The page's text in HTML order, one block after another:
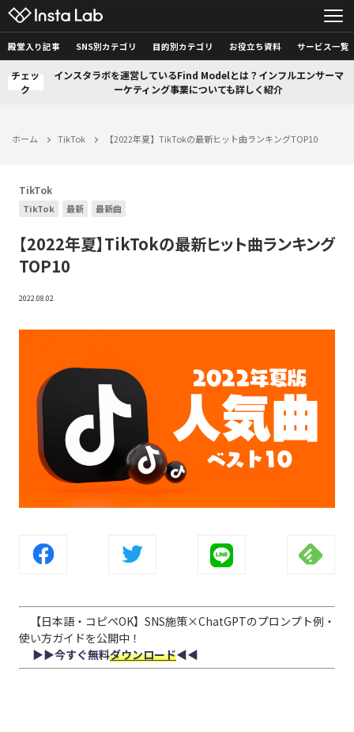
殿堂入り記事 SNS別カテゴリ 目的別カテゴリ お役立ち資料 サービス一覧
チェッ
ク
インスタラボを運営しているFind Modelとは？インフルエンサーマ
ーケティング事業についても詳しく紹介
ホーム TikTok 【2022年夏】TikTokの最新ヒット曲ランキングTOP10
TikTok
TikTok 最新 最新曲
【2022年夏】TikTokの最新ヒット曲ランキング
TOP10
2022.08.02
【日本語・コピペOK】SNS施策×ChatGPTのプロンプト例・
使い方ガイドを公開中！
▶︎▶︎今すぐ無料ダウンロード◀︎◀︎